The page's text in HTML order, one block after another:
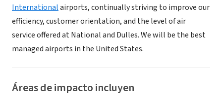
Internationalairports, continually striving to improve our
efficiency, customer orientation, and the level of air
service offered at National and Dulles. We will be the best
managed airports in the United States.
Áreas de impacto incluyen